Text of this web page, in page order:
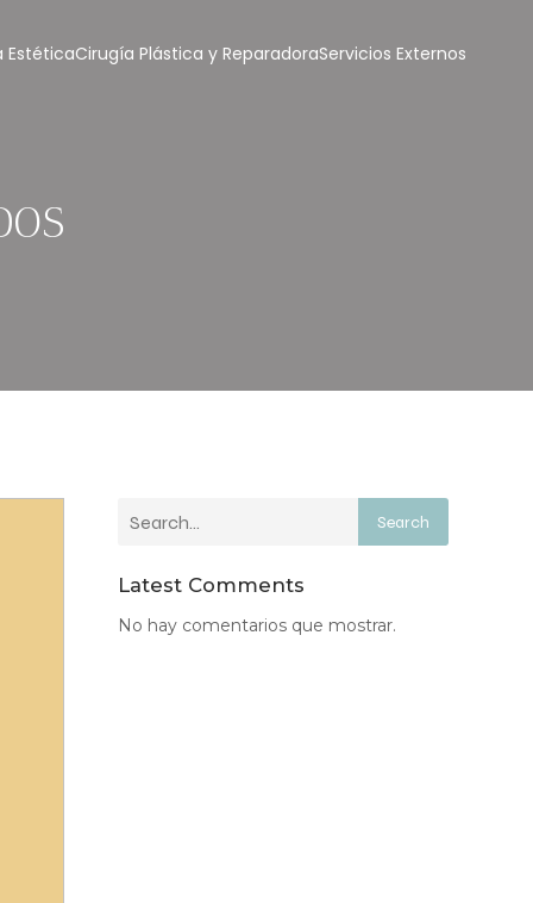
EstéticaCirugía Plástica y ReparadoraServicios Externos
Search
Latest Comments
No hay comentarios que mostrar.